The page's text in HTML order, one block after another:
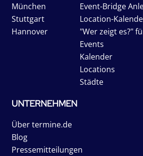
München
Stuttgart
Hannover
Event-Bridge
Location-
"Wer zeigt es?"
Events
Kalender
Locations
Städte
UNTERNEHMEN
Über termine.de
Blog
Pressemitteilungen